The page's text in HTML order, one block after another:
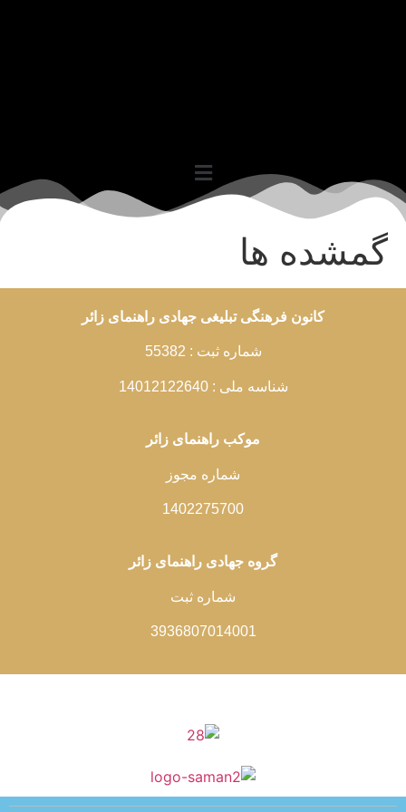
گمشده ها
کانون فرهنگی تبلیغی جهادی راهنمای زائر
شماره ثبت : 55382
شناسه ملی : 14012122640
موکب راهنمای زائر
شماره مجوز
1402275700
گروه جهادی راهنمای زائر
شماره ثبت
3936807014001